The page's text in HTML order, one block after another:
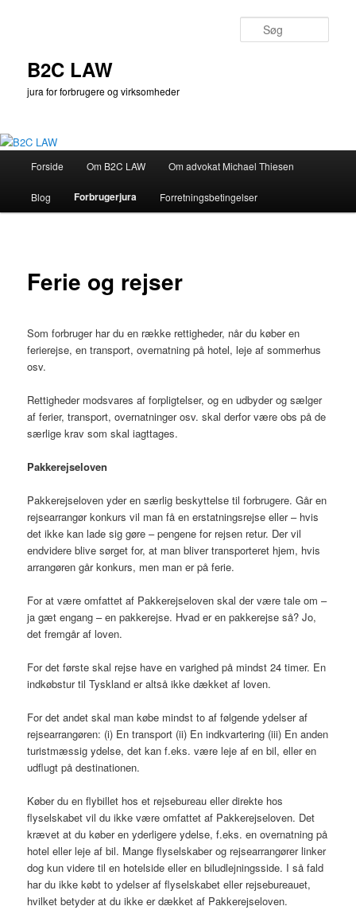
B2C LAW
jura for forbrugere og virksomheder
Forside Om B2C LAW Om advokat Michael Thiesen
Blog Forbrugerjura Forretningsbetingelser
Ferie og rejser
Som forbruger har du en række rettigheder, når du køber en
ferierejse, en transport, overnatning på hotel, leje af sommerhus
osv.
Rettigheder modsvares af forpligtelser, og en udbyder og sælger
af ferier, transport, overnatninger osv. skal derfor være obs på de
særlige krav som skal iagttages.
Pakkerejseloven
Pakkerejseloven yder en særlig beskyttelse til forbrugere. Går en
rejsearrangør konkurs vil man få en erstatningsrejse eller – hvis
det ikke kan lade sig gøre – pengene for rejsen retur. Der vil
endvidere blive sørget for, at man bliver transporteret hjem, hvis
arrangøren går konkurs, men man er på ferie.
For at være omfattet af Pakkerejseloven skal der være tale om –
ja gæt engang – en pakkerejse. Hvad er en pakkerejse så? Jo,
det fremgår af loven.
For det første skal rejse have en varighed på mindst 24 timer. En
indkøbstur til Tyskland er altså ikke dækket af loven.
For det andet skal man købe mindst to af følgende ydelser af
rejsearrangøren: (i) En transport (ii) En indkvartering (iii) En anden
turistmæssig ydelse, det kan f.eks. være leje af en bil, eller en
udflugt på destinationen.
Køber du en flybillet hos et rejsebureau eller direkte hos
flyselskabet vil du ikke være omfattet af Pakkerejseloven. Det
krævet at du køber en yderligere ydelse, f.eks. en overnatning på
hotel eller leje af bil. Mange flyselskaber og rejsearrangører linker
dog kun videre til en hotelside eller en biludlejningsside. I så fald
har du ikke købt to ydelser af flyselskabet eller rejsebureauet,
hvilket betyder at du ikke er dækket af Pakkerejseloven.